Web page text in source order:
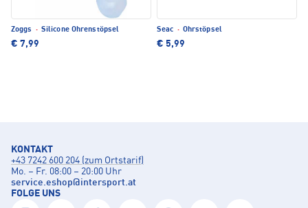
Zoggs · Silicone Ohrenstöpsel
€ 7,99
Seac · Ohrstöpsel
€ 5,99
KONTAKT
+43 7242 600 204 (zum Ortstarif)
Mo. – Fr. 08:00 – 20:00 Uhr
service.eshop@intersport.at
FOLGE UNS